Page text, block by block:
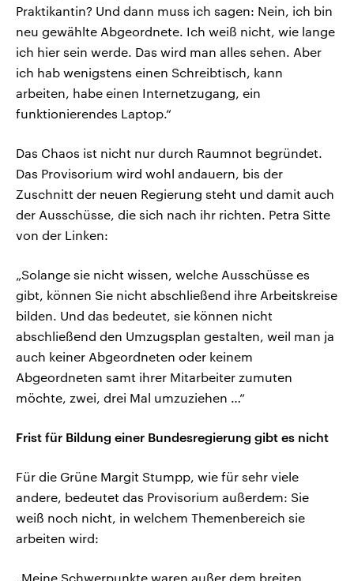
Praktikantin? Und dann muss ich sagen: Nein, ich bin
neu gewählte Abgeordnete. Ich weiß nicht, wie lange
ich hier sein werde. Das wird man alles sehen. Aber
ich hab wenigstens einen Schreibtisch, kann
arbeiten, habe einen Internetzugang, ein
funktionierendes Laptop.“
Das Chaos ist nicht nur durch Raumnot begründet.
Das Provisorium wird wohl andauern, bis der
Zuschnitt der neuen Regierung steht und damit auch
der Ausschüsse, die sich nach ihr richten. Petra Sitte
von der Linken:
„Solange sie nicht wissen, welche Ausschüsse es
gibt, können Sie nicht abschließend ihre Arbeitskreise
bilden. Und das bedeutet, sie können nicht
abschließend den Umzugsplan gestalten, weil man ja
auch keiner Abgeordneten oder keinem
Abgeordneten samt ihrer Mitarbeiter zumuten
möchte, zwei, drei Mal umzuziehen …“
Frist für Bildung einer Bundesregierung gibt es nicht
Für die Grüne Margit Stumpp, wie für sehr viele
andere, bedeutet das Provisorium außerdem: Sie
weiß noch nicht, in welchem Themenbereich sie
arbeiten wird:
„Meine Schwerpunkte waren außer dem breiten